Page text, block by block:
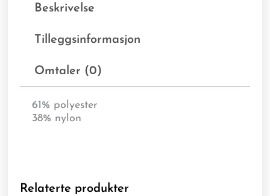
Beskrivelse
Tilleggsinformasjon
Omtaler (0)
61% polyester
38% nylon
Relaterte produkter